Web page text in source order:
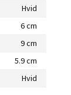
Hvid
6 cm
9 cm
5.9 cm
Hvid